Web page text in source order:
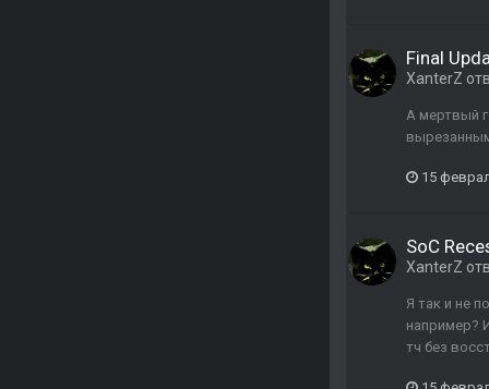
Final
XanterZ
А мертвый
15
SoC
XanterZ
Я так и не
например?
тч без